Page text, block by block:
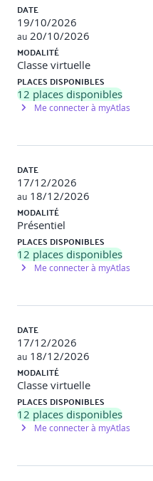
DATE
19/10/2026
au 20/10/2026
MODALITÉ
Classe virtuelle
PLACES DISPONIBLES
12 places disponibles
Me connecter à myAtlas
DATE
17/12/2026
au 18/12/2026
MODALITÉ
Présentiel
PLACES DISPONIBLES
12 places disponibles
Me connecter à myAtlas
DATE
17/12/2026
au 18/12/2026
MODALITÉ
Classe virtuelle
PLACES DISPONIBLES
12 places disponibles
Me connecter à myAtlas